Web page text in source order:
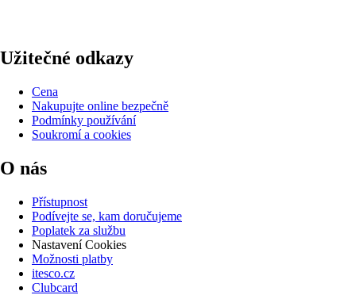
Užitečné odkazy
Cena
Nakupujte online bezpečně
Podmínky používání
Soukromí a cookies
O nás
Přístupnost
Podívejte se, kam doručujeme
Poplatek za službu
Nastavení Cookies
Možnosti platby
itesco.cz
Clubcard